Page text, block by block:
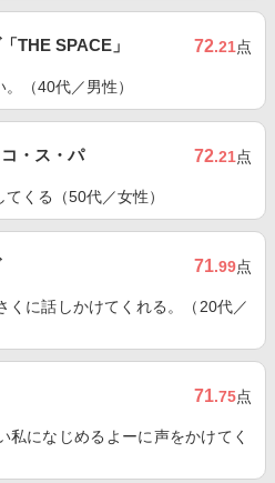
THE SPACE」 72.21点
（40代／男性）
・ス・パ 72.21点
くる（50代／女性）
71.99点
くに話しかけてくれる。（20代／
71.75点
私になじめるよーに声をかけてく